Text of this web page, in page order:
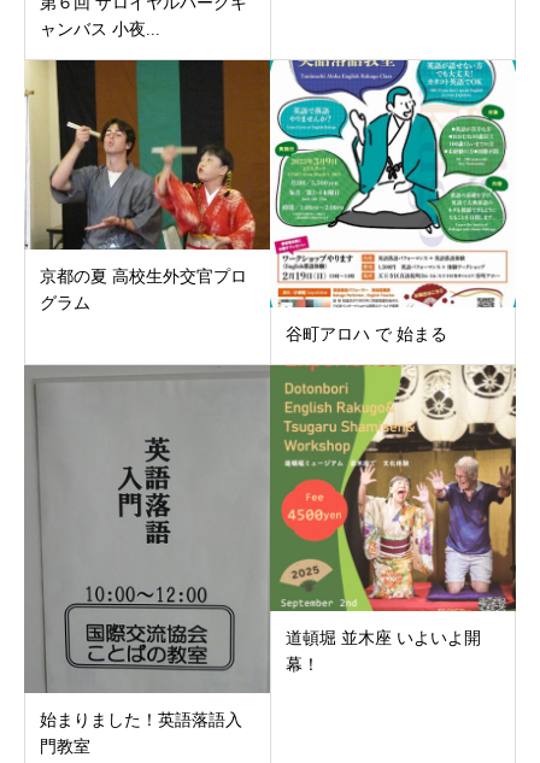
ャンバス 小夜...
京都の夏 高校生外交官プロ
グラム
谷町アロハ で 始まる
始まりました！英語落語入
門教室
道頓堀 並木座 いよいよ開
幕！